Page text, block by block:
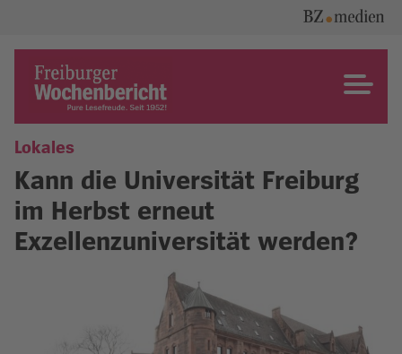
content
Freiburger Wochenbericht
Lokales
Kann die Universität Freiburg
im Herbst erneut
Exzellenzuniversität werden?